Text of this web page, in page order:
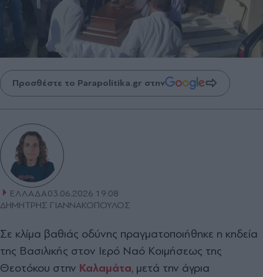
Προσθέστε το Parapolitika.gr στην
ΕΛΛΑΔΑ03.06.2026 19:08
ΔΗΜΗΤΡΗΣ ΓΙΑΝΝΑΚΟΠΟΥΛΟΣ
Σε κλίμα βαθιάς οδύνης πραγματοποιήθηκε η κηδεία
της Βασιλικής στον Ιερό Ναό Κοιμήσεως της
Θεοτόκου στην Καλαμάτα, μετά την άγρια